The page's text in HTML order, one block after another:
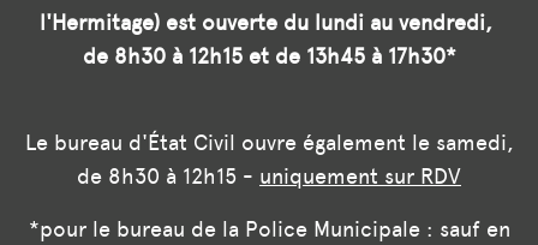
l'Hermitage) est ouverte du lundi au vendredi,
de 8h30 à 12h15 et de 13h45 à 17h30*
Le bureau d'État Civil ouvre également le samedi,
de 8h30 à 12h15 - uniquement sur RDV
*pour le bureau de la Police Municipale : sauf en